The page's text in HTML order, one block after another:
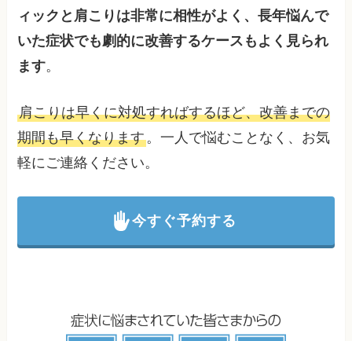
ィックと肩こりは非常に相性がよく、長年悩んで
いた症状でも劇的に改善するケースもよく見られ
ます。
肩こりは早くに対処すればするほど、改善までの
期間も早くなります。一人で悩むことなく、お気
軽にご連絡ください。
今すぐ予約する